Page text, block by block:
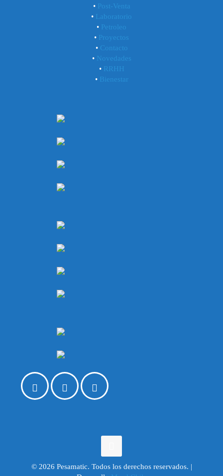
• Post-Venta
• Laboratorio
• Petroleo
• Proyectos
• Contacto
• Novedades
• RRHH
• Bienestar
© 2026 Pesamatic. Todos los derechos reservados. |